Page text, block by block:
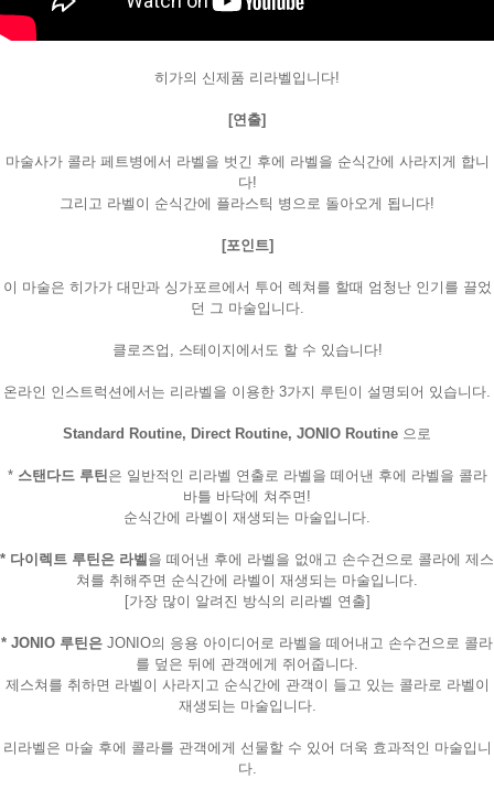
히가의 신제품 리라벨입니다!
[연출]
마술사가 콜라 페트병에서 라벨을 벗긴 후에 라벨을 순식간에 사라지게 합니
다!
그리고 라벨이 순식간에 플라스틱 병으로 돌아오게 됩니다!
[포인트]
이 마술은 히가가 대만과 싱가포르에서 투어 렉쳐를 할때 엄청난 인기를 끌었
던 그 마술입니다.
클로즈업, 스테이지에서도 할 수 있습니다!
온라인 인스트럭션에서는 리라벨을 이용한 3가지 루틴이 설명되어 있습니다.
Standard Routine, Direct Routine, JONIO Routine 으로
* 스탠다드 루틴은 일반적인 리라벨 연출로 라벨을 떼어낸 후에 라벨을 콜라
바틀 바닥에 쳐주면!
순식간에 라벨이 재생되는 마술입니다.
* 다이렉트 루틴은 라벨 을 떼어낸 후에 라벨을 없애고 손수건으로 콜라에 제스
쳐를 취해주면 순식간에 라벨이 재생되는 마술입니다.
[가장 많이 알려진 방식의 리라벨 연출]
* JONIO 루틴은 JONIO의 응용 아이디어로 라벨을 떼어내고 손수건으로 콜라
를 덮은 뒤에 관객에게 쥐어줍니다.
제스쳐를 취하면 라벨이 사라지고 순식간에 관객이 들고 있는 콜라로 라벨이
재생되는 마술입니다.
리라벨은 마술 후에 콜라를 관객에게 선물할 수 있어 더욱 효과적인 마술입니
다.